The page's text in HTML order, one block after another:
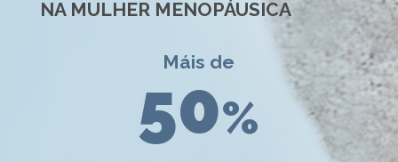
NA MULHER MENOPÁUSICA
Máis de
50%